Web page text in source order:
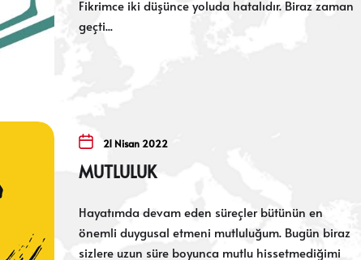
Fikrimce iki düşünce yoluda hatalıdır. Biraz zaman
geçti...
21 Nisan 2022
MUTLULUK
Hayatımda devam eden süreçler bütünün en
önemli duygusal etmeni mutluluğum. Bugün biraz
sizlere uzun süre boyunca mutlu hissetmediğimi